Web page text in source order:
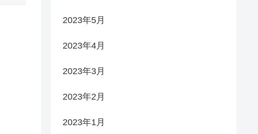
2023年5月
2023年4月
2023年3月
2023年2月
2023年1月